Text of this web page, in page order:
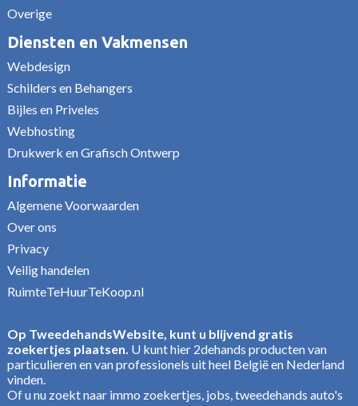
Overige
Diensten en Vakmensen
Webdesign
Schilders en Behangers
Bijles en Priveles
Webhosting
Drukwerk en Grafisch Ontwerp
Informatie
Algemene Voorwaarden
Over ons
Privacy
Veilig handelen
RuimteTeHuurTeKoop.nl
Op TweedehandsWebsite, kunt u blijvend gratis
zoekertjes plaatsen. U kunt hier 2dehands producten van
particulieren en van professionels uit heel België en Nederland
vinden.
Of u nu zoekt naar immo zoekertjes, jobs, tweedehands auto's